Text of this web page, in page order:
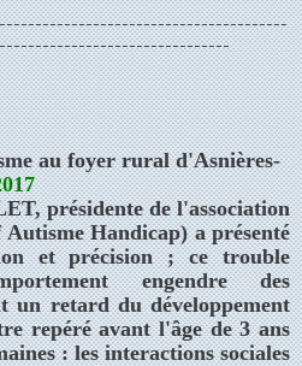
au foyer rural d'Asnières-
présidente de l'association
Handicap) a présenté
et précision ; ce trouble
engendre des
un retard du développement
repéré avant l'âge de 3 ans
: les interactions sociales